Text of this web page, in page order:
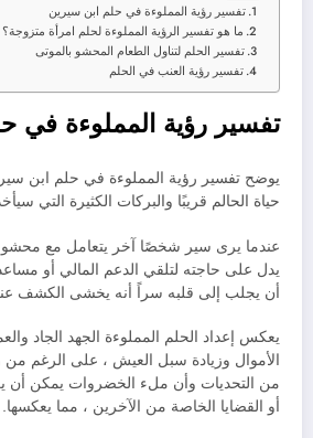
تفسير رؤية المملوءة في حلم ابن سيرين
ما هو تفسير الرؤية المملوءة لحلم امرأة متزوجة؟
تفسير الحلم لتناول الطعام المحشو بالموتى
تفسير رؤية العنب في الحلم
تفسير رؤية المملوءة في
يوضح تفسير رؤية المملوءة في حلم ابن
حياة الحالم قريبًا والبركات الكثيرة التي
عندما يرى سير شخصًا آخر يتعامل مع محشو
يدل على حاجته لتلقي الدعم المالي أو
أن يجلب إلى قلبه سراً أنه يخشى الكشف
يعكس إعداد الحلم المملوءة الجهد الجاد
من التحديات وأن ملء الخضروات يمكن أن
أو القضايا الخاصة من الآخرين ، مما يعكسها.